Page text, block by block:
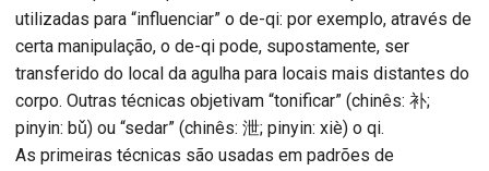
utilizadas para “influenciar” o de-qi: por exemplo, através de
certa manipulação, o de-qi pode, supostamente, ser
transferido do local da agulha para locais mais distantes do
corpo. Outras técnicas objetivam “tonificar” (chinês: 补;
pinyin: bǔ) ou “sedar” (chinês: 泄; pinyin: xiè) o qi.
As primeiras técnicas são usadas em padrões de